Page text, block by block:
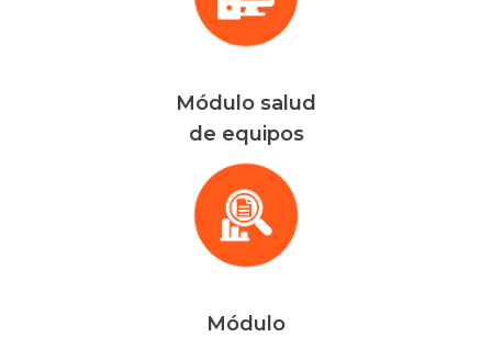
Módulo salud
de equipos
Módulo